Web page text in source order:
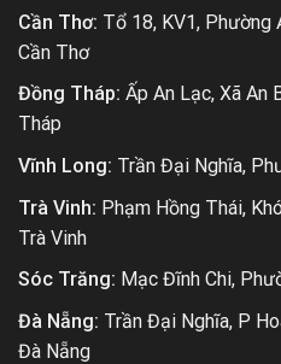
Cần Thơ: Tổ 18, KV1, Phường
Cần Thơ
Đồng Tháp: Ấp An Lạc, Xã An
Tháp
Vĩnh Long: Trần Đại Nghĩa,
Trà Vinh: Phạm Hồng Thái,
Trà Vinh
Sóc Trăng: Mạc Đĩnh Chi,
Đà Nẵng: Trần Đại Nghĩa, P
Đà Nẵng